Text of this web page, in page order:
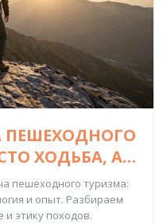
ПЕШЕХОДНОГО
ХОДЬБА, А
пешеходного туризма:
и опыт. Разбираем
и этику походов.